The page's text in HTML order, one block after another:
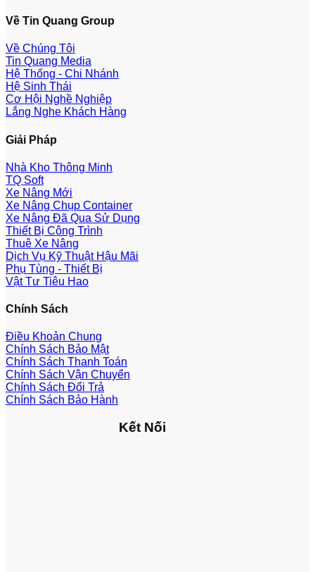
Về Tin Quang Group
Về Chúng Tôi
Tin Quang Media
Hệ Thống - Chi Nhánh
Hệ Sinh Thái
Cơ Hội Nghề Nghiệp
Lắng Nghe Khách Hàng
Giải Pháp
Nhà Kho Thông Minh
TQ Soft
Xe Nâng Mới
Xe Nâng Chụp Container
Xe Nâng Đã Qua Sử Dụng
Thiết Bị Công Trình
Thuê Xe Nâng
Dịch Vụ Kỹ Thuật Hậu Mãi
Phụ Tùng - Thiết Bị
Vật Tư Tiêu Hao
Chính Sách
Điều Khoản Chung
Chính Sách Bảo Mật
Chính Sách Thanh Toán
Chính Sách Vận Chuyển
Chính Sách Đổi Trả
Chính Sách Bảo Hành
Kết Nối